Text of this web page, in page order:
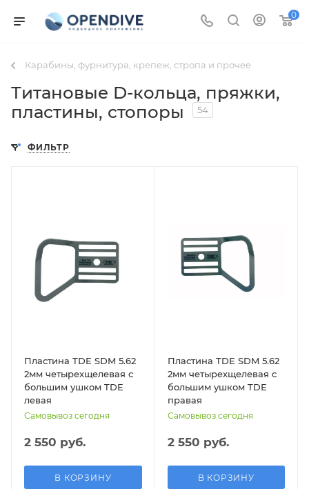
0
Карабины, фурнитура, крепеж, стропа и прочее
Титановые D-кольца, пряжки,
пластины, стопоры
54
ФИЛЬТР
Пластина TDE SDM 5.62
2мм четырехщелевая с
большим ушком TDE
левая
Самовывоз сегодня
2 550 руб.
В КОРЗИНУ
Пластина TDE SDM 5.62
2мм четырехщелевая с
большим ушком TDE
правая
Самовывоз сегодня
2 550 руб.
В КОРЗИНУ